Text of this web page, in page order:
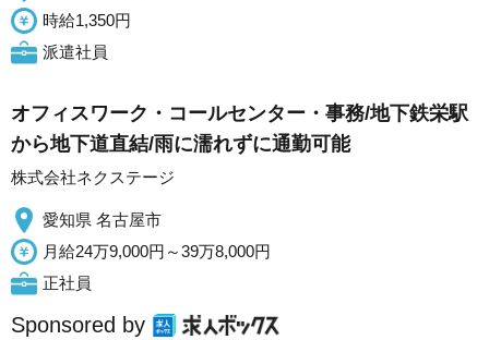
時給1,350円
派遣社員
オフィスワーク・コールセンター・事務/地下鉄栄駅
から地下道直結/雨に濡れずに通勤可能
株式会社ネクステージ
愛知県 名古屋市
月給24万9,000円～39万8,000円
正社員
Sponsored by